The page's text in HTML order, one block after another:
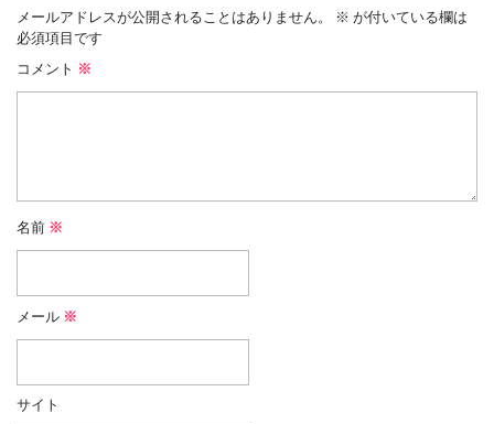
メールアドレスが公開されることはありません。 ※ が付いている欄は
必須項目です
コメント ※
名前 ※
メール ※
サイト